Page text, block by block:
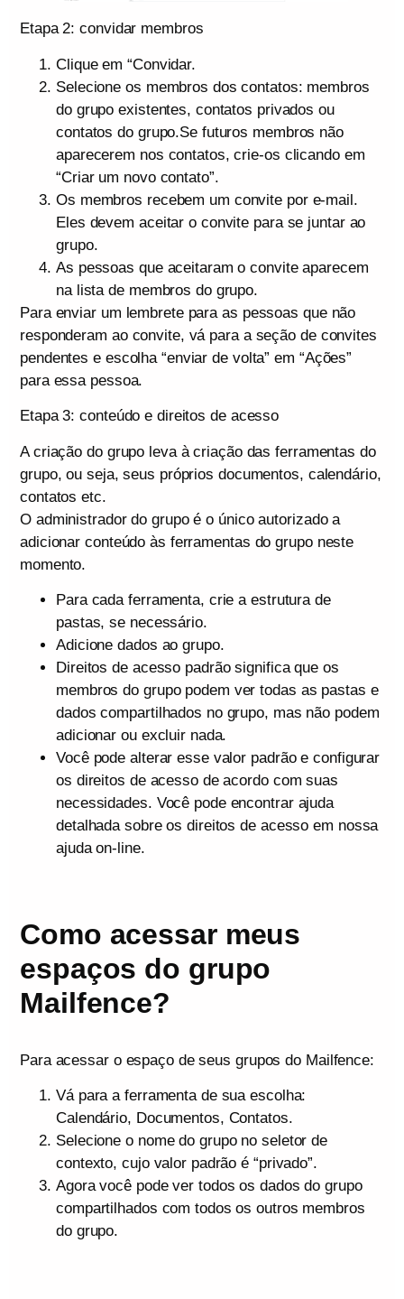
Etapa 2: convidar membros
Clique em “Convidar.
Selecione os membros dos contatos: membros
do grupo existentes, contatos privados ou
contatos do grupo.Se futuros membros não
aparecerem nos contatos, crie-os clicando em
“Criar um novo contato”.
Os membros recebem um convite por e-mail.
Eles devem aceitar o convite para se juntar ao
grupo.
As pessoas que aceitaram o convite aparecem
na lista de membros do grupo.
Para enviar um lembrete para as pessoas que não
responderam ao convite, vá para a seção de convites
pendentes e escolha “enviar de volta” em “Ações”
para essa pessoa.
Etapa 3: conteúdo e direitos de acesso
A criação do grupo leva à criação das ferramentas do
grupo, ou seja, seus próprios documentos, calendário,
contatos etc.
O administrador do grupo é o único autorizado a
adicionar conteúdo às ferramentas do grupo neste
momento.
Para cada ferramenta, crie a estrutura de
pastas, se necessário.
Adicione dados ao grupo.
Direitos de acesso padrão significa que os
membros do grupo podem ver todas as pastas e
dados compartilhados no grupo, mas não podem
adicionar ou excluir nada.
Você pode alterar esse valor padrão e configurar
os direitos de acesso de acordo com suas
necessidades. Você pode encontrar ajuda
detalhada sobre os direitos de acesso em nossa
ajuda on-line.
Como acessar meus
espaços do grupo
Mailfence?
Para acessar o espaço de seus grupos do Mailfence:
Vá para a ferramenta de sua escolha:
Calendário, Documentos, Contatos.
Selecione o nome do grupo no seletor de
contexto, cujo valor padrão é “privado”.
Agora você pode ver todos os dados do grupo
compartilhados com todos os outros membros
do grupo.